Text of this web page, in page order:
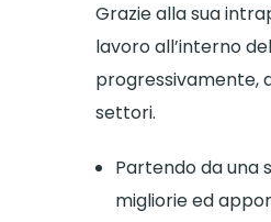
Grazie alla sua
lavoro all’interno
progressivamente,
settori.
Partendo da una
migliorie ed